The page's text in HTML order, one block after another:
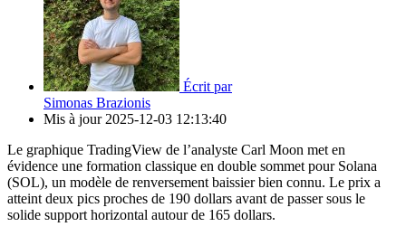
Écrit par
Simonas Brazionis
Mis à jour 2025-12-03 12:13:40
Le graphique TradingView de l’analyste Carl Moon met en
évidence une formation classique en double sommet pour Solana
(SOL), un modèle de renversement baissier bien connu. Le prix a
atteint deux pics proches de 190 dollars avant de passer sous le
solide support horizontal autour de 165 dollars.